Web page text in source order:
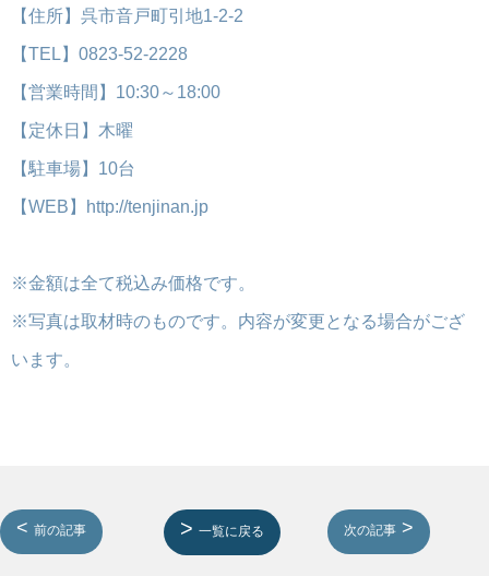
【住所】呉市音戸町引地1-2-2
【TEL】0823-52-2228
【営業時間】10:30～18:00
【定休日】木曜
【駐車場】10台
【WEB】http://tenjinan.jp
※金額は全て税込み価格です。
※写真は取材時のものです。内容が変更となる場合がござ
います。
前の記事 一覧に戻る 次の記事